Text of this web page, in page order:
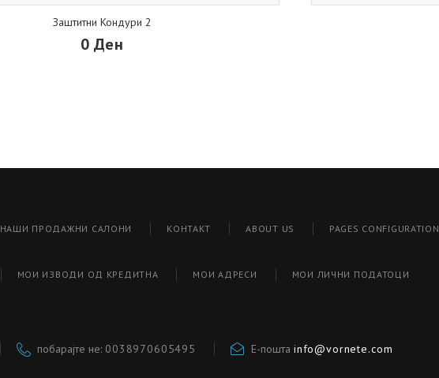
Заштитни Кондури 2
0 Ден
НАШИ ПРОДАЖНИ САЛОНИ КОНТАКТ ABOUT US
PAGES CONFIGURATION
МОИ ИЗВОДИ ОД КРЕДИТНА МОИ АДРЕСИ МОИ ЛИЧНИ ПОДАТОЦИ
побарајте не: 0038970605495 Е-пошта info@vornete.com